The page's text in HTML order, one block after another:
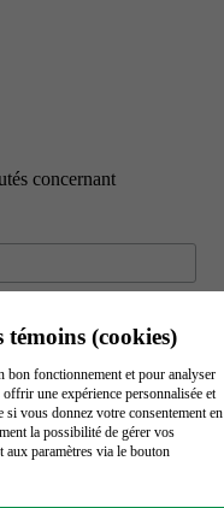
concernant
(cookies)
bon fonctionnement et pour analyser
une expérience personnalisée et
vous donnez votre consentement en
la possibilité de gérer vos
aux paramètres via le bouton